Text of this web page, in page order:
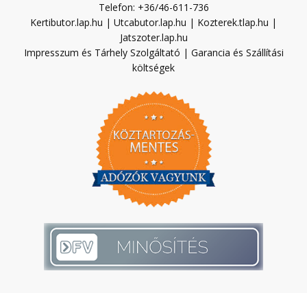
Telefon: +36/46-611-736
Kertibutor.lap.hu | Utcabutor.lap.hu | Kozterek.tlap.hu |
Jatszoter.lap.hu
Impresszum és Tárhely Szolgáltató | Garancia és Szállítási
költségek